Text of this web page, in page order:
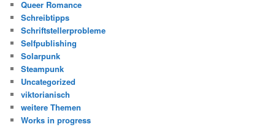
Queer Romance
Schreibtipps
Schriftstellerprobleme
Selfpublishing
Solarpunk
Steampunk
Uncategorized
viktorianisch
weitere Themen
Works in progress